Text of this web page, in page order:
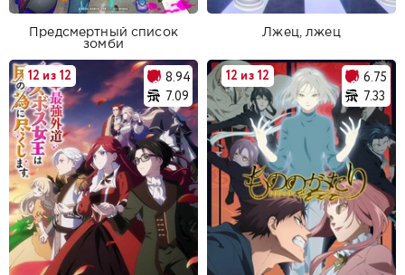
Предсмертный список
зомби
Лжец, лжец
12 из 12
8.94
7.09
12 из 12
6.75
7.33